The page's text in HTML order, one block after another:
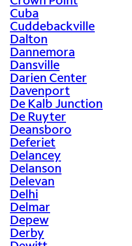
Cuba
Cuddebackville
Dalton
Dannemora
Dansville
Darien Center
Davenport
De Kalb Junction
De Ruyter
Deansboro
Deferiet
Delancey
Delanson
Delevan
Delhi
Delmar
Depew
Derby